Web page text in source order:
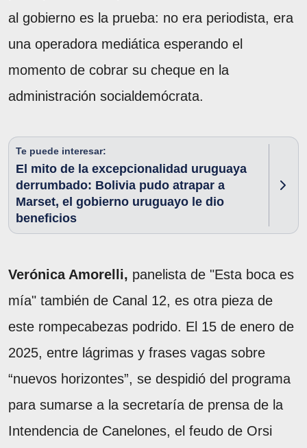
al gobierno es la prueba: no era periodista, era
una operadora mediática esperando el
momento de cobrar su cheque en la
administración socialdemócrata.
Te puede interesar:
El mito de la excepcionalidad uruguaya
derrumbado: Bolivia pudo atrapar a
Marset, el gobierno uruguayo le dio
beneficios
Verónica Amorelli, panelista de "Esta boca es
mía" también de Canal 12, es otra pieza de
este rompecabezas podrido. El 15 de enero de
2025, entre lágrimas y frases vagas sobre
“nuevos horizontes”, se despidió del programa
para sumarse a la secretaría de prensa de la
Intendencia de Canelones, el feudo de Orsi